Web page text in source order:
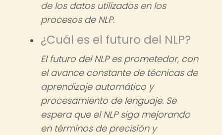
de los datos utilizados en los
procesos de NLP.
¿Cuál es el futuro del NLP?
El futuro del NLP es prometedor, con
el avance constante de técnicas de
aprendizaje automático y
procesamiento de lenguaje. Se
espera que el NLP siga mejorando
en términos de precisión y